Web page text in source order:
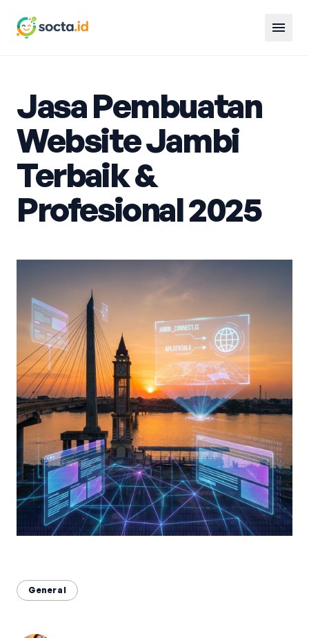
menu
Bahasa Indonesia English 中文
Jasa Pembuatan
Website Jambi
Terbaik &
Profesional 2025
General